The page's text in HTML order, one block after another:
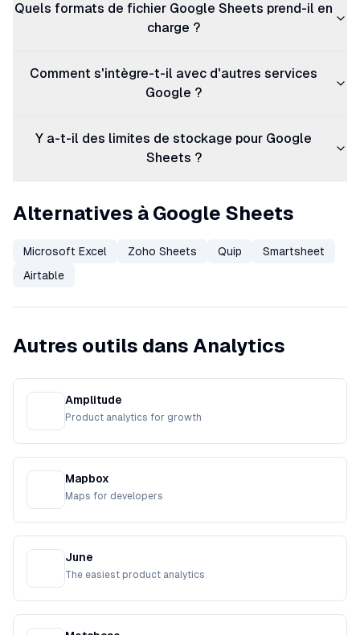
Quels formats de fichier Google Sheets prend-il en
charge ?
Comment s'intègre-t-il avec d'autres services
Google ?
Y a-t-il des limites de stockage pour Google
Sheets ?
Alternatives à Google Sheets
Microsoft Excel Zoho Sheets Quip
Smartsheet
Airtable
Autres outils dans Analytics
Amplitude
Product analytics for growth
Mapbox
Maps for developers
June
The easiest product analytics